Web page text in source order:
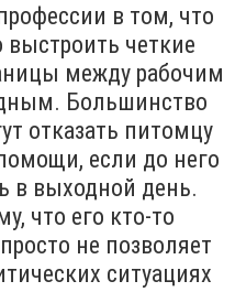
в том, что
четкие
между рабочим
Большинство
отказать питомцу
если до него
в выходной день.
что его кто-то
не позволяет
ситуациях